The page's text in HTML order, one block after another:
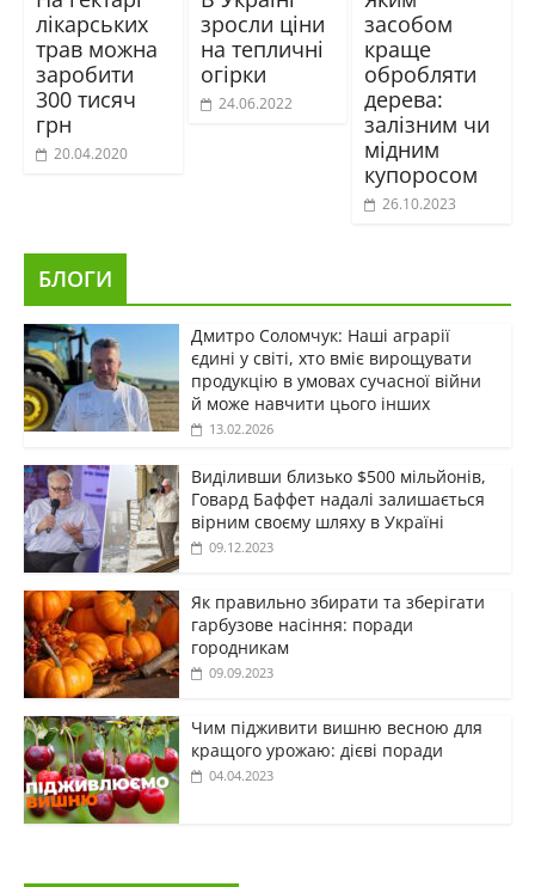
лікарських
трав можна
заробити
300 тисяч
грн
20.04.2020
зросли ціни
на тепличні
огірки
24.06.2022
засобом
краще
обробляти
дерева:
залізним чи
мідним
купоросом
26.10.2023
БЛОГИ
Дмитро Соломчук: Наші аграрії
єдині у світі, хто вміє вирощувати
продукцію в умовах сучасної війни
й може навчити цього інших
13.02.2026
Виділивши близько $500 мільйонів,
Говард Баффет надалі залишається
вірним своєму шляху в Україні
09.12.2023
Як правильно збирати та зберігати
гарбузове насіння: поради
городникам
09.09.2023
Чим підживити вишню весною для
кращого урожаю: дієві поради
04.04.2023